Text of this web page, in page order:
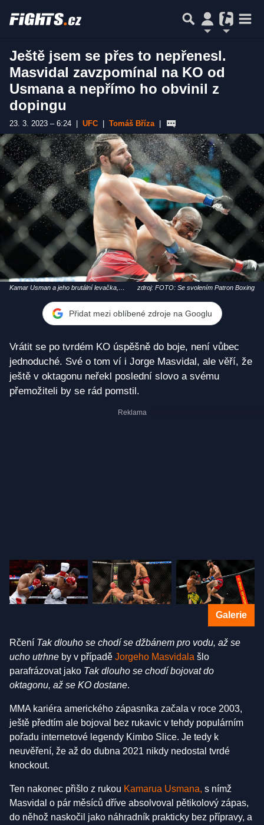
Ještě jsem se přes to nepřenesl.
Masvidal zavzpomínal na KO od
Usmana a nepřímo ho obvinil z
dopingu
23. 3. 2023 – 6:24 UFC Tomáš Bříza
Kamar Usman a jeho brutální levačka,
zdroj: FOTO: Se svolením Patron Boxing
Přidat mezi oblíbené zdroje na Googlu
Vrátit se po tvrdém KO úspěšně do boje, není vůbec
jednoduché. Své o tom ví i Jorge Masvidal, ale věří, že
ještě v oktagonu neřekl poslední slovo a svému
přemožiteli by se rád pomstil.
Galerie
Rčení Tak dlouho se chodí se džbánem pro vodu, až se
ucho utrhne by v případě Jorgeho Masvidala šlo
parafrázovat jako Tak dlouho se chodí bojovat do
oktagonu, až se KO dostane.
MMA kariéra amerického zápasníka začala v roce 2003,
ještě předtím ale bojoval bez rukavic v tehdy populárním
pořadu internetové legendy Kimbo Slice. Je tedy k
neuvěření, že až do dubna 2021 nikdy nedostal tvrdé
knockout.
Ten nakonec přišlo z rukou Kamarua Usmana, s nímž
Masvidal o pár měsíců dříve absolvoval pětikolový zápas,
do něhož naskočil jako náhradník prakticky bez přípravy, a